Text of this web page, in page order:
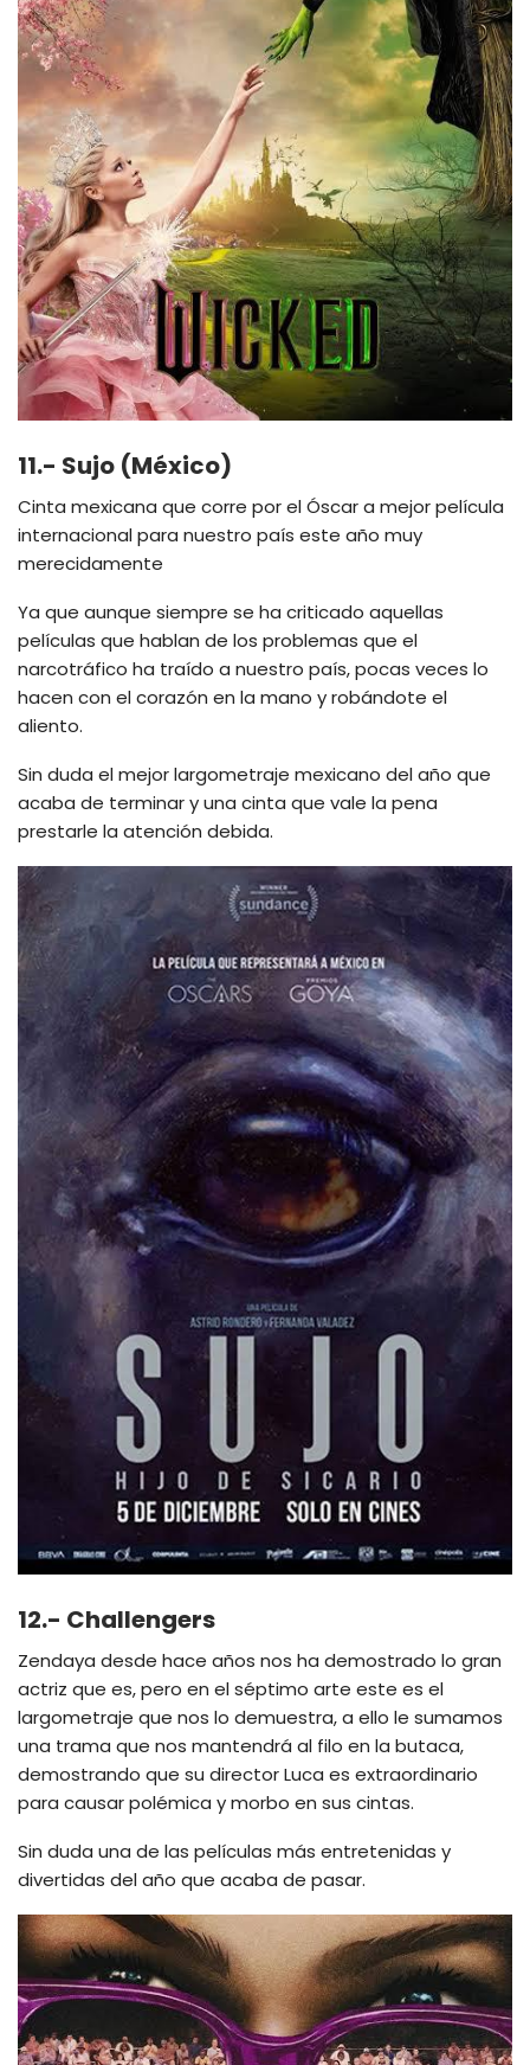
11.- Sujo (México)
Cinta mexicana que corre por el Óscar a mejor película
internacional para nuestro país este año muy
merecidamente
Ya que aunque siempre se ha criticado aquellas
películas que hablan de los problemas que el
narcotráfico ha traído a nuestro país, pocas veces lo
hacen con el corazón en la mano y robándote el
aliento.
Sin duda el mejor largometraje mexicano del año que
acaba de terminar y una cinta que vale la pena
prestarle la atención debida.
12.- Challengers
Zendaya desde hace años nos ha demostrado lo gran
actriz que es, pero en el séptimo arte este es el
largometraje que nos lo demuestra, a ello le sumamos
una trama que nos mantendrá al filo en la butaca,
demostrando que su director Luca es extraordinario
para causar polémica y morbo en sus cintas.
Sin duda una de las películas más entretenidas y
divertidas del año que acaba de pasar.